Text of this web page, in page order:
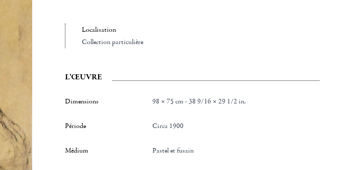
Localisation
Collection particulière
L'ŒUVRE
Dimensions 98 × 75 cm - 38 9/16 × 29 1/2 in.
Période Circa 1900
Médium Pastel et fusain